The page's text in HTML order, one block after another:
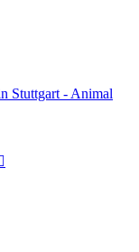
Stuttgart - Animal